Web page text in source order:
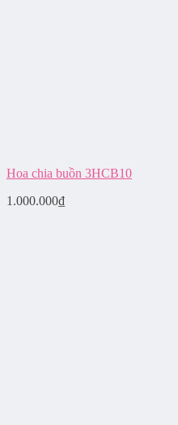
Hoa chia buồn 3HCB10
1.000.000₫